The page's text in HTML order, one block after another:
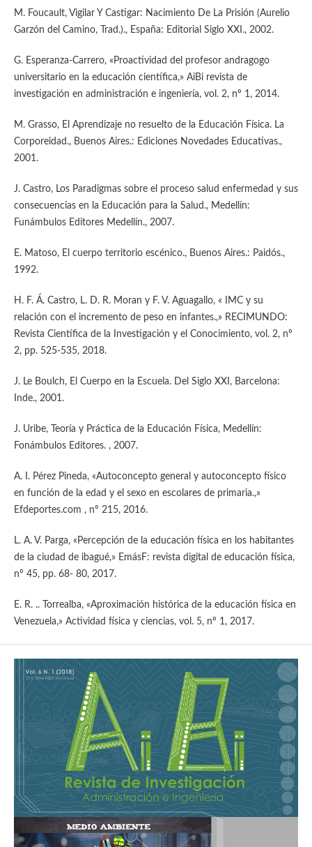
M. Foucault, Vigilar Y Castigar: Nacimiento De La Prisión (Aurelio
Garzón del Camino, Trad.)., España: Editorial Siglo XXI., 2002.
G. Esperanza-Carrero, «Proactividad del profesor andragogo
universitario en la educación científica,» AiBi revista de
investigación en administración e ingeniería, vol. 2, nº 1, 2014.
M. Grasso, El Aprendizaje no resuelto de la Educación Física. La
Corporeidad., Buenos Aires.: Ediciones Novedades Educativas.,
2001.
J. Castro, Los Paradigmas sobre el proceso salud enfermedad y sus
consecuencias en la Educación para la Salud., Medellín:
Funámbulos Editores Medellín., 2007.
E. Matoso, El cuerpo territorio escénico., Buenos Aires.: Paidós.,
1992.
H. F. Á. Castro, L. D. R. Moran y F. V. Aguagallo, « IMC y su
relación con el incremento de peso en infantes.,» RECIMUNDO:
Revista Científica de la Investigación y el Conocimiento, vol. 2, nº
2, pp. 525-535, 2018.
J. Le Boulch, El Cuerpo en la Escuela. Del Siglo XXI, Barcelona:
Inde., 2001.
J. Uribe, Teoría y Práctica de la Educación Física, Medellín:
Fonámbulos Editores. , 2007.
A. I. Pérez Pineda, «Autoconcepto general y autoconcepto físico
en función de la edad y el sexo en escolares de primaria.,»
Efdeportes.com , nº 215, 2016.
L. A. V. Parga, «Percepción de la educación física en los habitantes
de la ciudad de ibagué,» EmásF: revista digital de educación física,
nº 45, pp. 68- 80, 2017.
E. R. .. Torrealba, «Aproximación histórica de la educación física en
Venezuela,» Actividad física y ciencias, vol. 5, nº 1, 2017.